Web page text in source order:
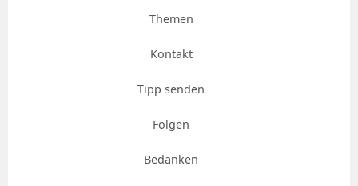
Themen
Kontakt
Tipp senden
Folgen
Bedanken